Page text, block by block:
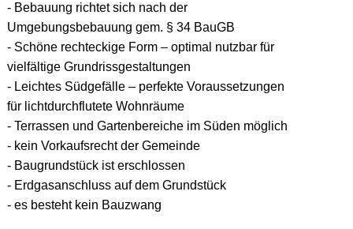
- Bebauung richtet sich nach der
Umgebungsbebauung gem. § 34 BauGB
- Schöne rechteckige Form – optimal nutzbar für
vielfältige Grundrissgestaltungen
- Leichtes Südgefälle – perfekte Voraussetzungen
für lichtdurchflutete Wohnräume
- Terrassen und Gartenbereiche im Süden möglich
- kein Vorkaufsrecht der Gemeinde
- Baugrundstück ist erschlossen
- Erdgasanschluss auf dem Grundstück
- es besteht kein Bauzwang